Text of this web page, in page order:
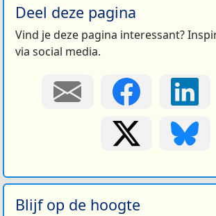
Deel deze pagina
Vind je deze pagina interessant?
via social media.
Blijf op de hoogte